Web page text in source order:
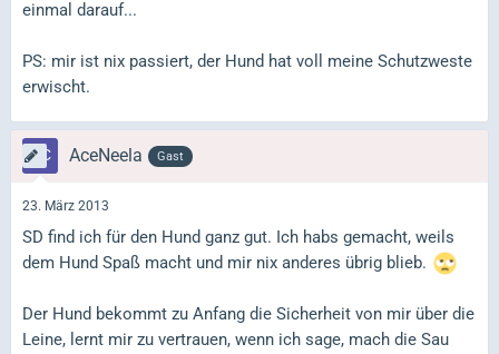
einmal darauf...
PS: mir ist nix passiert, der Hund hat voll meine Schutzweste
erwischt.
AceNeela Gast
23. März 2013
SD find ich für den Hund ganz gut. Ich habs gemacht, weils
dem Hund Spaß macht und mir nix anderes übrig blieb.
Der Hund bekommt zu Anfang die Sicherheit von mir über die
Leine, lernt mir zu vertrauen, wenn ich sage, mach die Sau